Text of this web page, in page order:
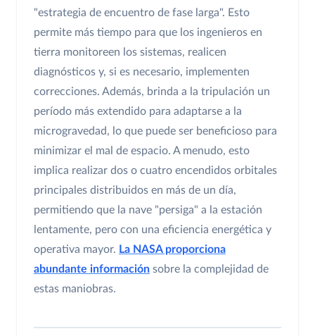
"estrategia de encuentro de fase larga". Esto
permite más tiempo para que los ingenieros en
tierra monitoreen los sistemas, realicen
diagnósticos y, si es necesario, implementen
correcciones. Además, brinda a la tripulación un
período más extendido para adaptarse a la
microgravedad, lo que puede ser beneficioso para
minimizar el mal de espacio. A menudo, esto
implica realizar dos o cuatro encendidos orbitales
principales distribuidos en más de un día,
permitiendo que la nave "persiga" a la estación
lentamente, pero con una eficiencia energética y
operativa mayor. La NASA proporciona
abundante información sobre la complejidad de
estas maniobras.